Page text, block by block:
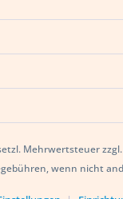
Mehrwertsteuer zzgl.
wenn nicht